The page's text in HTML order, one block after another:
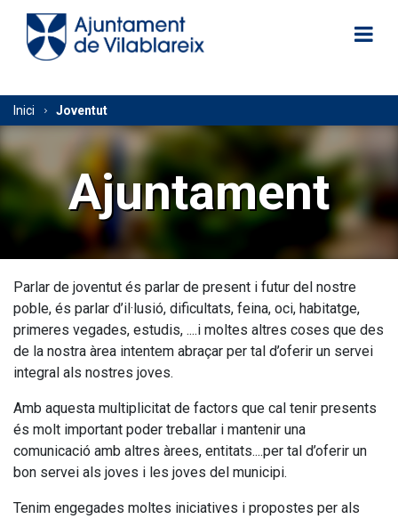
contingut
Fil
d'Ariadna
Inici Joventut
Ajuntament
Parlar de joventut és parlar de present i futur del nostre
poble, és parlar d’il·lusió, dificultats, feina, oci, habitatge,
primeres vegades, estudis, ....i moltes altres coses que des
de la nostra àrea intentem abraçar per tal d’oferir un servei
integral als nostres joves.
Amb aquesta multiplicitat de factors que cal tenir presents
és molt important poder treballar i mantenir una
comunicació amb altres àrees, entitats....per tal d’oferir un
bon servei als joves i les joves del municipi.
Tenim engegades moltes iniciatives i propostes per als